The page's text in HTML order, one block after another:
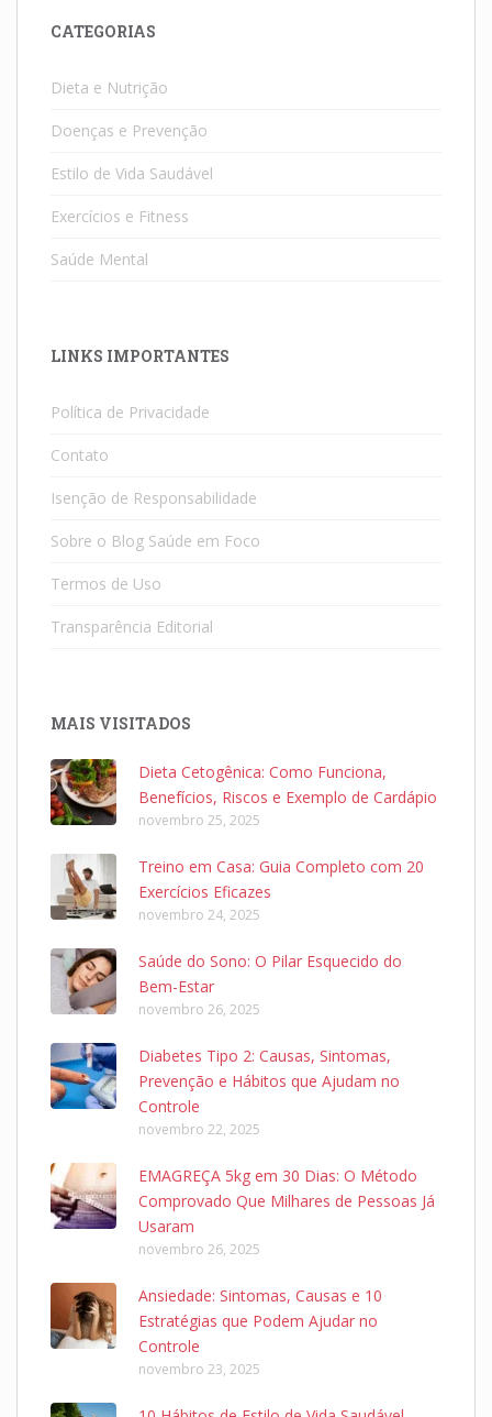
CATEGORIAS
Dieta e Nutrição
Doenças e Prevenção
Estilo de Vida Saudável
Exercícios e Fitness
Saúde Mental
LINKS IMPORTANTES
Política de Privacidade
Contato
Isenção de Responsabilidade
Sobre o Blog Saúde em Foco
Termos de Uso
Transparência Editorial
MAIS VISITADOS
Dieta Cetogênica: Como Funciona,
Benefícios, Riscos e Exemplo de Cardápio
novembro 25, 2025
Treino em Casa: Guia Completo com 20
Exercícios Eficazes
novembro 24, 2025
Saúde do Sono: O Pilar Esquecido do
Bem-Estar
novembro 26, 2025
Diabetes Tipo 2: Causas, Sintomas,
Prevenção e Hábitos que Ajudam no
Controle
novembro 22, 2025
EMAGREÇA 5kg em 30 Dias: O Método
Comprovado Que Milhares de Pessoas Já
Usaram
novembro 26, 2025
Ansiedade: Sintomas, Causas e 10
Estratégias que Podem Ajudar no
Controle
novembro 23, 2025